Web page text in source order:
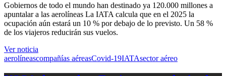
Gobiernos de todo el mundo han destinado ya 120.000 millones a
apuntalar a las aerolíneas La IATA calcula que en el 2025 la
ocupación aún estará un 10 % por debajo de lo previsto. Un 58 %
de los viajeros reducirán sus vuelos.
Ver noticia
aerolíneascompañías aéreasCovid-19IATAsector aéreo